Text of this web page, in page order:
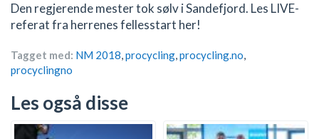
Den regjerende mester tok sølv i Sandefjord. Les LIVE-
referat fra herrenes fellesstart her!
Tagget med: NM 2018,procycling,procycling.no,
procyclingno
Les også disse